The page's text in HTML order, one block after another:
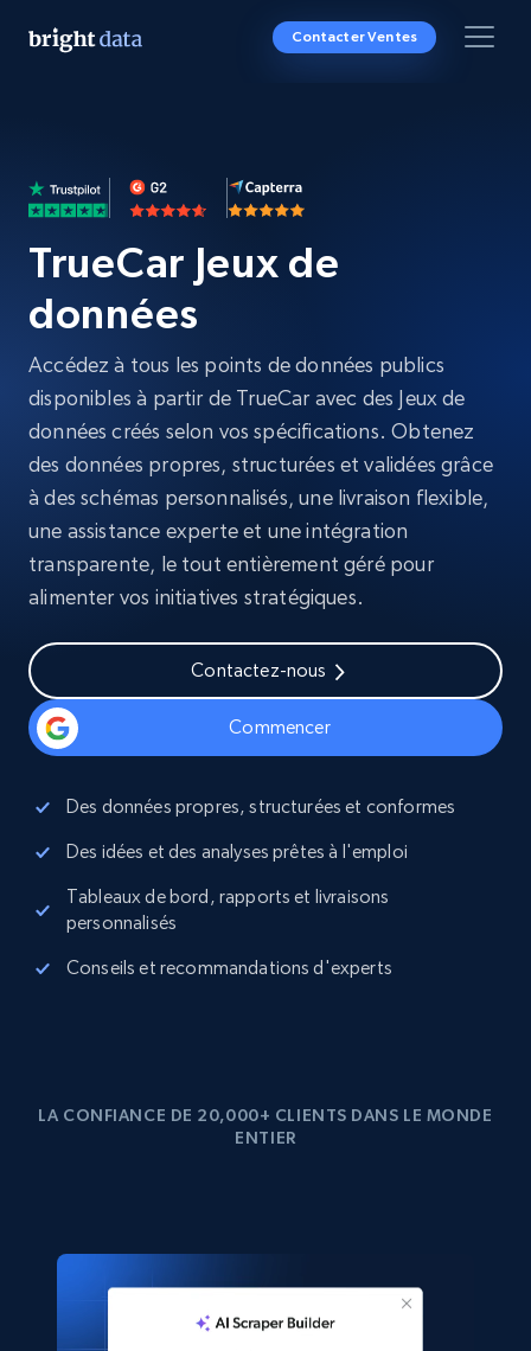
Contacter Ventes
TrueCar Jeux de
données
Accédez à tous les points de données publics
disponibles à partir de TrueCar avec des Jeux de
données créés selon vos spécifications. Obtenez
des données propres, structurées et validées grâce
à des schémas personnalisés, une livraison flexible,
une assistance experte et une intégration
transparente, le tout entièrement géré pour
alimenter vos initiatives stratégiques.
Contactez-nous
Commencer
Des données propres, structurées et conformes
Des idées et des analyses prêtes à l'emploi
Tableaux de bord, rapports et livraisons
personnalisés
Conseils et recommandations d'experts
LA CONFIANCE DE 20,000+ CLIENTS DANS LE MONDE
ENTIER